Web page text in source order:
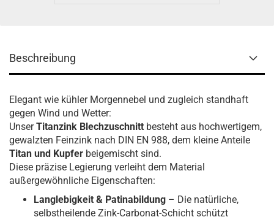
Beschreibung
Elegant wie kühler Morgennebel und zugleich standhaft
gegen Wind und Wetter:
UnserTitanzink Blechzuschnitt besteht aus hochwertigem,
gewalzten Feinzink nach DIN EN 988, dem kleine Anteile
Titan und Kupfer beigemischt sind.
Diese präzise Legierung verleiht dem Material
außergewöhnliche Eigenschaften:
Langlebigkeit & Patinabildung – Die natürliche,
selbstheilende Zink-Carbonat-Schicht schützt